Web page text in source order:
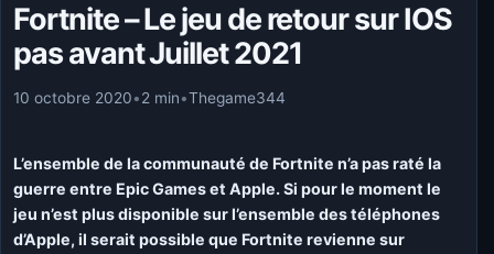
Fortnite – Le jeu de retour sur IOS
pas avant Juillet 2021
10 octobre 2020•2 min•Thegame344
L’ensemble de la communauté de Fortnite n’a pas raté la
guerre entre Epic Games et Apple. Si pour le moment le
jeu n’est plus disponible sur l’ensemble des téléphones
d’Apple, il serait possible que Fortnite revienne sur